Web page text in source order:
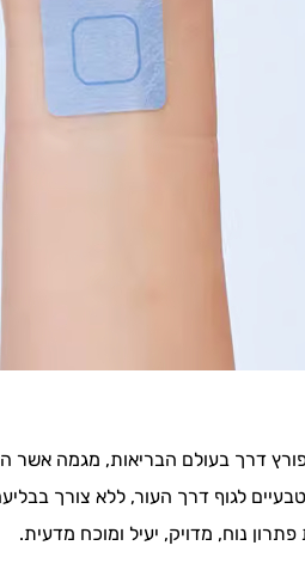
דרך בעולם הבריאות, מגמה אשר
לגוף דרך העור, ללא צורך
נוח, מדויק, יעיל ומוכח מדעית.